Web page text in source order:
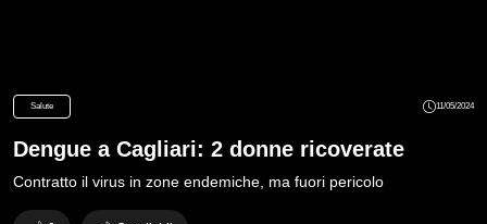
Dengue a Cagliari: 2 donne ricoverate
Contratto il virus in zone endemiche, ma fuori pericolo
Salute 11/05/2024